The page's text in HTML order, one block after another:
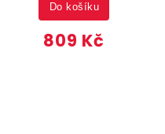
809 Kč
Do košíku